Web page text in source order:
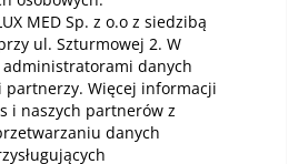
MED Sp. z o.o z siedzibą
ul. Szturmowej 2. W
danych
partnerzy. Więcej informacji
i naszych partnerów z
danych